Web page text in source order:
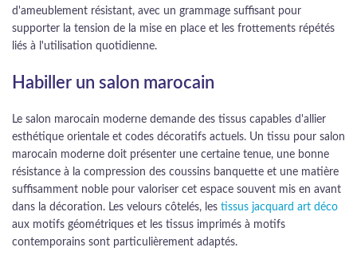
d'ameublement résistant, avec un grammage suffisant pour
supporter la tension de la mise en place et les frottements répétés
liés à l'utilisation quotidienne.
Habiller un salon marocain
Le salon marocain moderne demande des tissus capables d'allier
esthétique orientale et codes décoratifs actuels. Un tissu pour salon
marocain moderne doit présenter une certaine tenue, une bonne
résistance à la compression des coussins banquette et une matière
suffisamment noble pour valoriser cet espace souvent mis en avant
dans la décoration. Les velours côtelés, les tissus jacquard art déco
aux motifs géométriques et les tissus imprimés à motifs
contemporains sont particulièrement adaptés.